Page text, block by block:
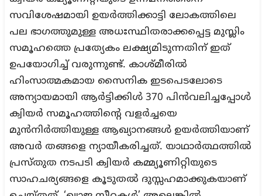
സവിശേഷമായി ഉയർത്തിക്കാട്ടി ലോകത്തിലെ
പല ഭാഗത്തുമുള്ള അധഃസ്ഥിതരാക്കപ്പെട്ട മുസ്ലിം
സമൂഹത്തെ പ്രത്യേകം ലക്ഷ്യമിടുന്നതിന് ഇത്
ഉപയോഗിച്ച് വരുന്നുണ്ട്. കാശ്മീരിൽ
ഹിംസാത്മകമായ സൈനിക ഇടപെടലോടെ
അന്യായമായി ആർട്ടിക്കിൾ 370 പിൻവലിച്ചപ്പോൾ
ക്വിയർ സമൂഹത്തിന്റെ വളർച്ചയെ
മുൻനിർത്തിയുള്ള ആഖ്യാനങ്ങൾ ഉയർത്തിയാണ്
അവർ തങ്ങളെ ന്യായീകരിച്ചത്. യാഥാർത്ഥത്തിൽ
പ്രസ്തുത നടപടി ക്വിയർ കമ്മ്യൂണിറ്റിയുടെ
സാഹചര്യങ്ങളെ കൂടുതൽ ദുസ്സഹമാക്കുകയാണ്